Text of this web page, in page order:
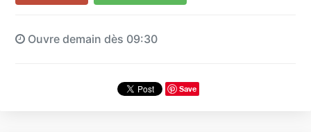
Ouvre demain dès 09:30
Save